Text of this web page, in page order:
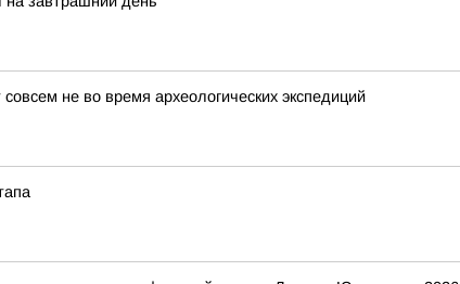
не во время археологических экспедиций